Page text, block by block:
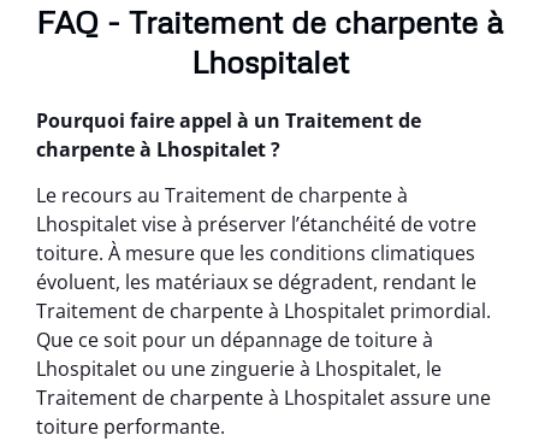
FAQ - Traitement de charpente à
Lhospitalet
Pourquoi faire appel à un Traitement de
charpente à Lhospitalet ?
Le recours au Traitement de charpente à
Lhospitalet vise à préserver l’étanchéité de votre
toiture. À mesure que les conditions climatiques
évoluent, les matériaux se dégradent, rendant le
Traitement de charpente à Lhospitalet primordial.
Que ce soit pour un dépannage de toiture à
Lhospitalet ou une zinguerie à Lhospitalet, le
Traitement de charpente à Lhospitalet assure une
toiture performante.